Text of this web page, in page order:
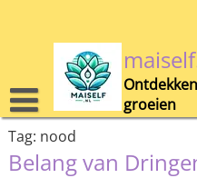
groeien
Tag: nood
Belang van